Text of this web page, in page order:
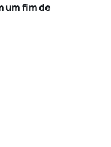
um fim de